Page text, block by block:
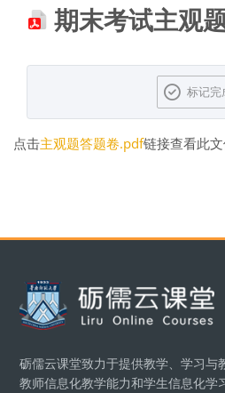
师
称
期末考试主观
标记完
点击主观题答题卷.pdf链接查看此
版块
砺儒云课堂致力于提供教学、学习与
教师信息化教学能力和学生信息化学